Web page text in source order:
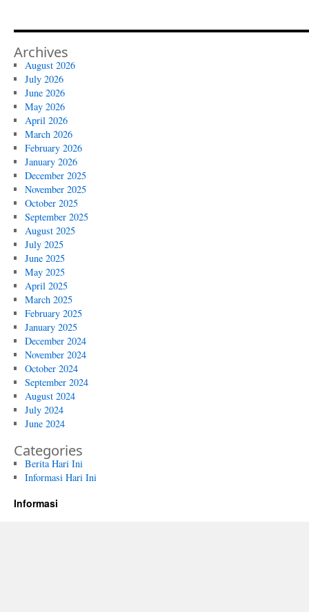
Archives
August 2026
July 2026
June 2026
May 2026
April 2026
March 2026
February 2026
January 2026
December 2025
November 2025
October 2025
September 2025
August 2025
July 2025
June 2025
May 2025
April 2025
March 2025
February 2025
January 2025
December 2024
November 2024
October 2024
September 2024
August 2024
July 2024
June 2024
Categories
Berita Hari Ini
Informasi Hari Ini
Informasi